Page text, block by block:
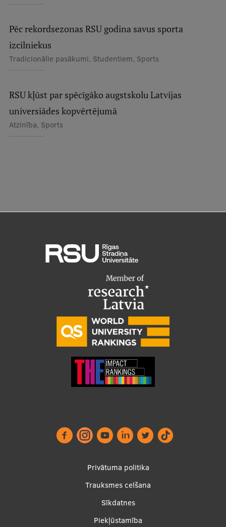
Pēc rekordsezonas RSU godina savus sporta
izcilniekus
Tradicionālie pasākumi, Studentiem, Sports
RSU kļūst par spēcīgāko augstskolu Latvijas
universiādes kopvērtējumā
Atzinība, Sports
Privātuma politika
Trauksmes celšana
Sīkdatnes
Piekļūstamība